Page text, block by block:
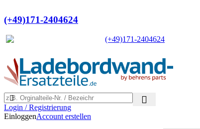
(+49)171-2404624
(+49)171-2404624
Login / Registrierung
EinloggenAccount erstellen